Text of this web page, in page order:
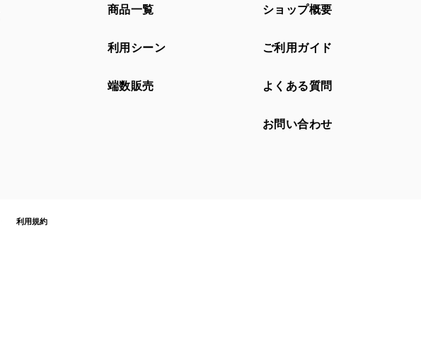
商品一覧
利用シーン
端数販売
ショップ概要
ご利用ガイド
よくある質問
お問い合わせ
利用規約